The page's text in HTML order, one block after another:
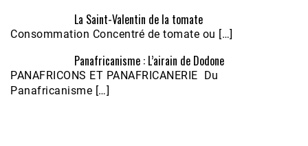
Écoutez le parcours de Claudiane Kapia
Nobana (Podologue)
Feb 24, 2021 • 28mn
La Saint-Valentin de la tomate
Consommation Concentré de tomate ou […]
Panafricanisme : L’airain de Dodone
PANAFRICONS ET PANAFRICANERIE Du
Panafricanisme […]